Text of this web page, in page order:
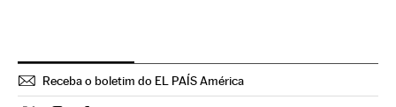
Receba o boletim do EL PAÍS América